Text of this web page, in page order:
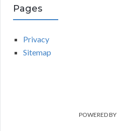
Pages
Privacy
Sitemap
POWERED BY